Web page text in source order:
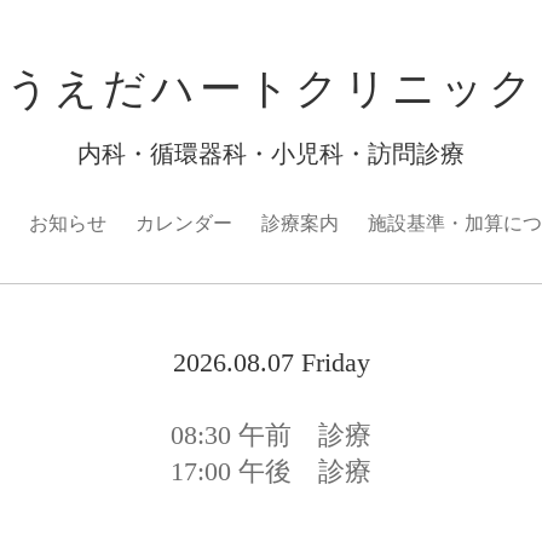
うえだハートクリニック
内科・循環器科・小児科・訪問診療
お知らせ カレンダー 診療案内 施設基準・加算に
2026.08.07 Friday
08:30 午前 診療
17:00 午後 診療